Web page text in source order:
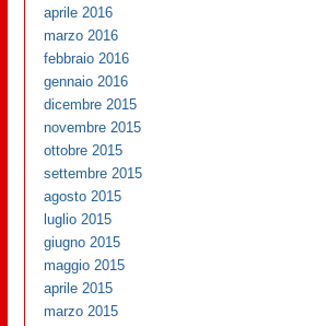
aprile 2016
marzo 2016
febbraio 2016
gennaio 2016
dicembre 2015
novembre 2015
ottobre 2015
settembre 2015
agosto 2015
luglio 2015
giugno 2015
maggio 2015
aprile 2015
marzo 2015